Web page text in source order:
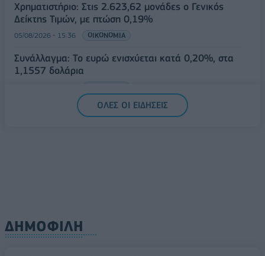
Χρηματιστήριο: Στις 2.623,62 μονάδες ο Γενικός
Δείκτης Τιμών, με πτώση 0,19%
05/08/2026 - 15:36 ΟΙΚΟΝΟΜΙΑ
Συνάλλαγμα: Το ευρώ ενισχύεται κατά 0,20%, στα
1,1557 δολάρια
ΟΛΕΣ ΟΙ ΕΙΔΗΣΕΙΣ
ΔΗΜΟΦΙΛΗ